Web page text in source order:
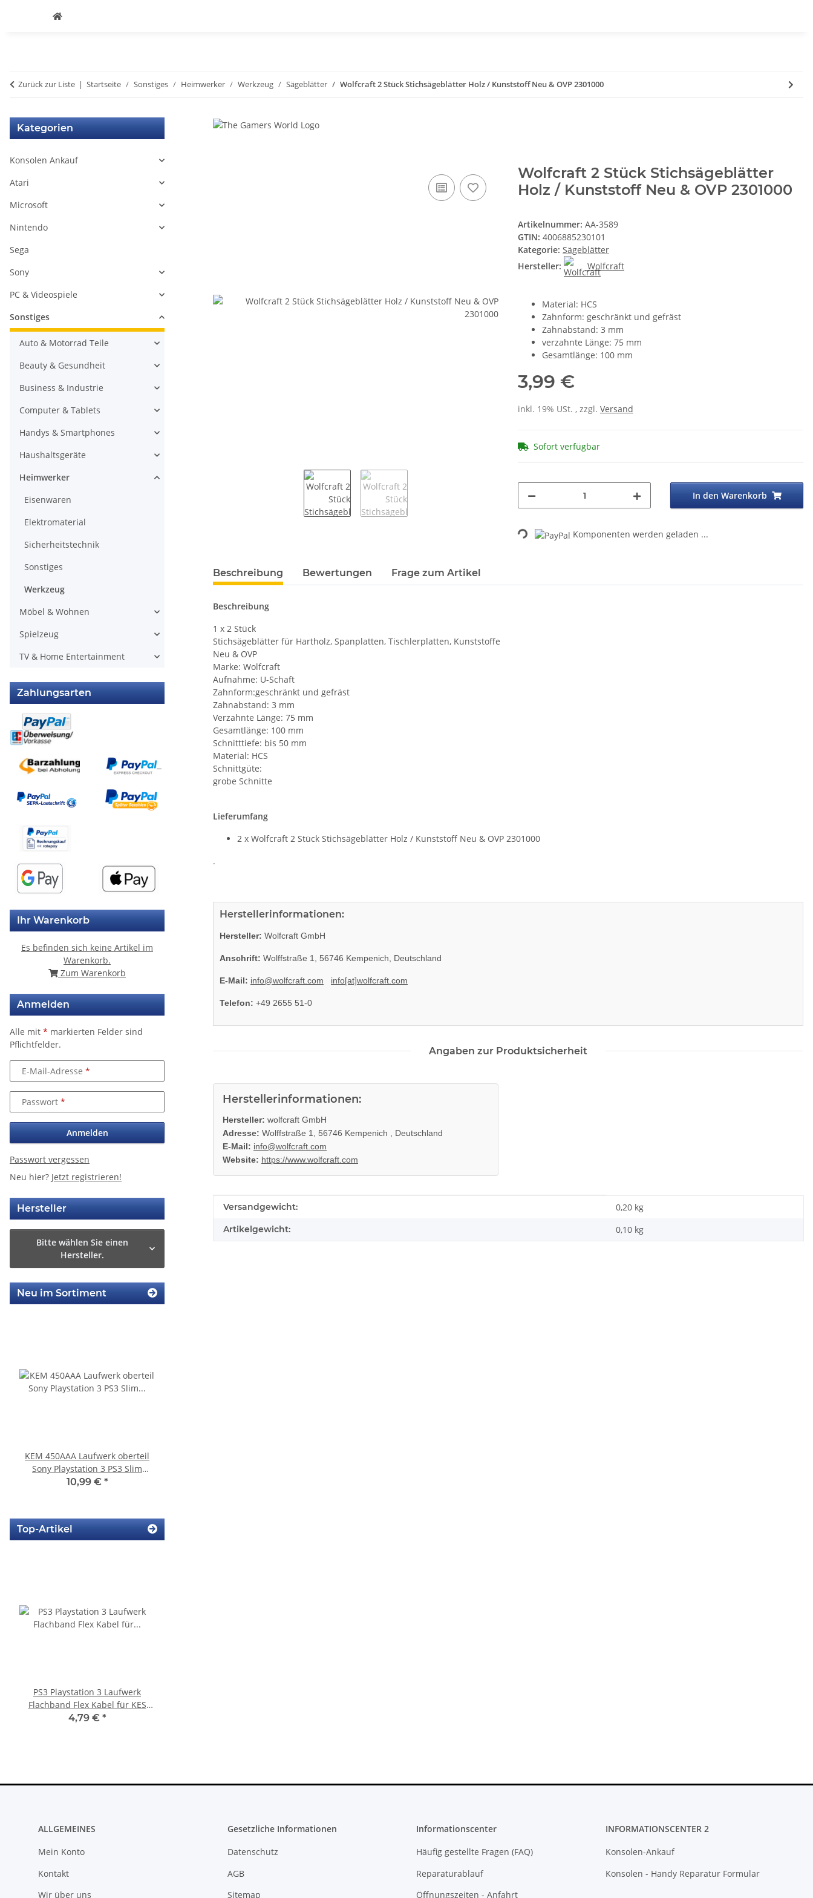
Zurück zur Liste Startseite Sonstiges Heimwerker Werkzeug Sägeblätter Wolfcraft 2 Stück Stichsägeblätter Holz / Kunststoff Neu & OVP 2301000
Wolfcraft 2 Stück Stichsägeblätter
Holz / Kunststoff Neu & OVP 2301000
Artikelnummer: AA-3589
GTIN: 4006885230101
Kategorie: Sägeblätter
Hersteller:
Wolfcraft
Material: HCS
Zahnform: geschränkt und gefräst
Zahnabstand: 3 mm
verzahnte Länge: 75 mm
Gesamtlänge: 100 mm
3,99 €
inkl. 19% USt. , zzgl. Versand
Sofort verfügbar
In den Warenkorb
Loading... Komponenten werden geladen ...
weitere Registerkarten anzeigen
Beschreibung Bewertungen Frage zum Artikel
Beschreibung
1 x 2 Stück
Stichsägeblätter für Hartholz, Spanplatten, Tischlerplatten, Kunststoffe
Neu & OVP
Marke: Wolfcraft
Aufnahme: U-Schaft
Zahnform:geschränkt und gefräst
Zahnabstand: 3 mm
Verzahnte Länge: 75 mm
Gesamtlänge: 100 mm
Schnitttiefe: bis 50 mm
Material: HCS
Schnittgüte:
grobe Schnitte
Lieferumfang
2 x Wolfcraft 2 Stück Stichsägeblätter Holz / Kunststoff Neu & OVP 2301000
.
Herstellerinformationen:
Hersteller: Wolfcraft GmbH
Anschrift: Wolffstraße 1, 56746 Kempenich, Deutschland
E-Mail: info@wolfcraft.com info[at]wolfcraft.com
Telefon: +49 2655 51-0
Angaben zur Produktsicherheit
Herstellerinformationen:
Hersteller: wolfcraft GmbH
Adresse: Wolffstraße 1, 56746 Kempenich , Deutschland
E-Mail: info@wolfcraft.com
Website: https://www.wolfcraft.com
Produkteigenschaft
Wert
Versandgewicht: 0,20 kg
Artikelgewicht: 0,10 kg
Kategorien
Konsolen Ankauf
Atari
Microsoft
Nintendo
Sega
Sony
PC & Videospiele
Sonstiges
Auto & Motorrad Teile
Beauty & Gesundheit
Business & Industrie
Computer & Tablets
Handys & Smartphones
Haushaltsgeräte
Heimwerker
Eisenwaren
Elektromaterial
Sicherheitstechnik
Sonstiges
Werkzeug
Möbel & Wohnen
Spielzeug
TV & Home Entertainment
Zahlungsarten
Ihr Warenkorb
Es befinden sich keine Artikel im
Warenkorb.
Zum Warenkorb
Anmelden
Alle mit * markierten Felder sind
Pflichtfelder.
E-Mail-Adresse
Passwort
Anmelden
Passwort vergessen
Neu hier? Jetzt registrieren!
Hersteller
Bitte wählen Sie einen
Hersteller.
Neu im Sortiment
KEM 450AAA Laufwerk oberteil
Sony Playstation 3 PS3 Slim
gebraucht
10,99 € *
Top-Artikel
PS3 Playstation 3 Laufwerk
Flachband Flex Kabel für KES
KEM 450DAA 450EAA Laser Slim
4,79 € *
ALLGEMEINES
Mein Konto
Kontakt
Wir über uns
Gesetzliche Informationen
Datenschutz
AGB
Sitemap
Informationscenter
Häufig gestellte Fragen (FAQ)
Reparaturablauf
Öffnungszeiten - Anfahrt
INFORMATIONSCENTER 2
Konsolen-Ankauf
Konsolen - Handy Reparatur Formular